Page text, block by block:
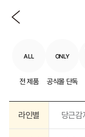
ALL
전 제품
ONLY
공식몰 단독
라인별 당근감